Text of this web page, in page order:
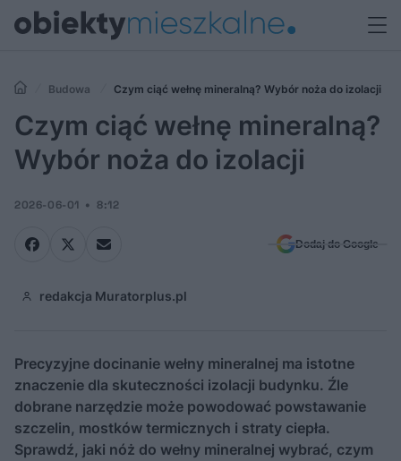
Budowa Czym ciąć wełnę mineralną? Wybór noża do izolacji
Czym ciąć wełnę mineralną?
Wybór noża do izolacji
2026-06-01 8:12
Dodaj do Google
redakcja Muratorplus.pl
Precyzyjne docinanie wełny mineralnej ma istotne
znaczenie dla skuteczności izolacji budynku. Źle
dobrane narzędzie może powodować powstawanie
szczelin, mostków termicznych i straty ciepła.
Sprawdź, jaki nóż do wełny mineralnej wybrać, czym